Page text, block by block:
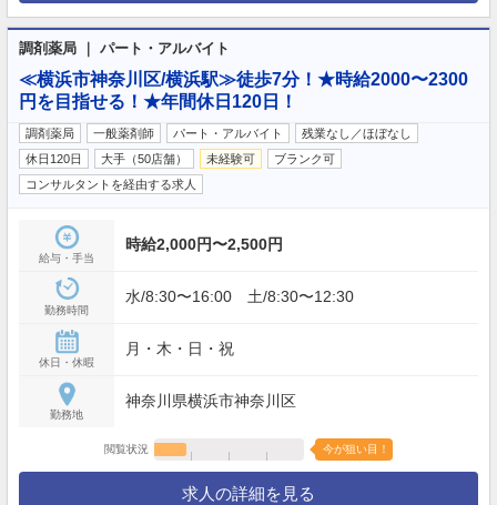
調剤薬局 ｜ パート・アルバイト
≪横浜市神奈川区/横浜駅≫徒歩7分！★時給2000〜2300
円を目指せる！★年間休日120日！
調剤薬局 一般薬剤師 パート・アルバイト
残業なし／ほぼなし
休日120日
大手（50店舗） 未経験可
ブランク可
コンサルタントを経由する求人
給与・手当
時給2,000円〜2,500円
勤務時間
水/8:30〜16:00 土/8:30〜12:30
休日・休暇
月・木・日・祝
勤務地
神奈川県横浜市神奈川区
閲覧状況 今が狙い目！
求人の詳細を見る